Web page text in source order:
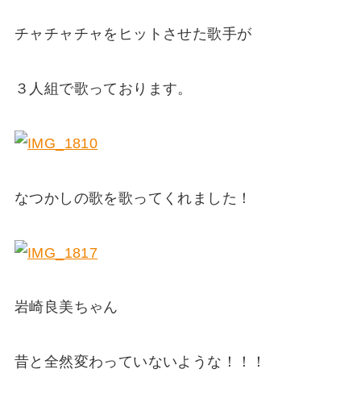
チャチャチャをヒットさせた歌手が
３人組で歌っております。
なつかしの歌を歌ってくれました！
岩崎良美ちゃん
昔と全然変わっていないような！！！